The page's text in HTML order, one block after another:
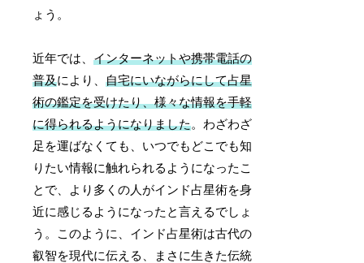
ょう。
近年では、インターネットや携帯電話の
普及により、自宅にいながらにして占星
術の鑑定を受けたり、様々な情報を手軽
に得られるようになりました。わざわざ
足を運ばなくても、いつでもどこでも知
りたい情報に触れられるようになったこ
とで、より多くの人がインド占星術を身
近に感じるようになったと言えるでしょ
う。このように、インド占星術は古代の
叡智を現代に伝える、まさに生きた伝統